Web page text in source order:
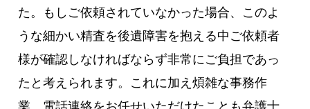
た。もしご依頼されていなかった場合、このよ
うな細かい精査を後遺障害を抱える中ご依頼者
様が確認しなければならず非常にご負担であっ
たと考えられます。これに加え煩雑な事務作